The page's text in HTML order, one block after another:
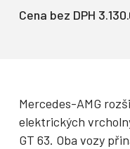
Cena bez DPH
Mercedes-AMG
elektrických
GT 63. Oba vozy